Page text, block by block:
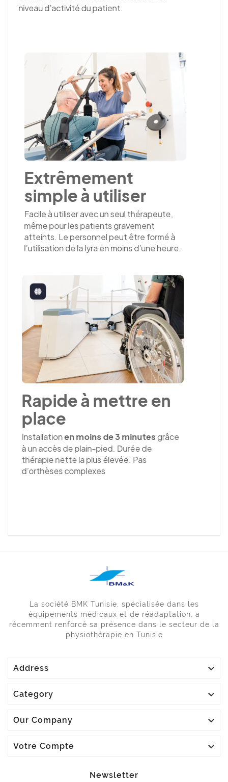
La société BMK Tunisie, spécialisée dans les
équipements médicaux et de réadaptation, a
récemment renforcé sa présence dans le secteur de la
physiothérapie en Tunisie
Address 
Category 
Our Company 
Votre Compte 
Newsletter